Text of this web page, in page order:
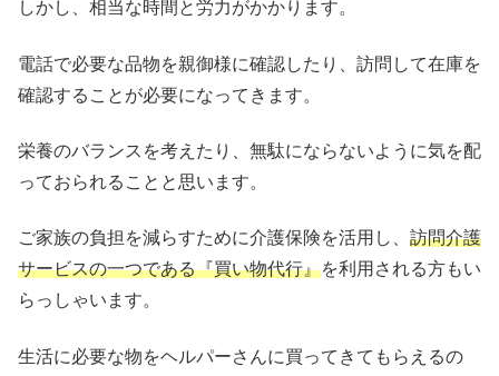
しかし、相当な時間と労力がかかります。
電話で必要な品物を親御様に確認したり、訪問して在庫を
確認することが必要になってきます。
栄養のバランスを考えたり、無駄にならないように気を配
っておられることと思います。
ご家族の負担を減らすために介護保険を活用し、 訪問介護
サービスの一つである『買い物代行』を利用される方もい
らっしゃいます。
生活に必要な物をヘルパーさんに買ってきてもらえるの